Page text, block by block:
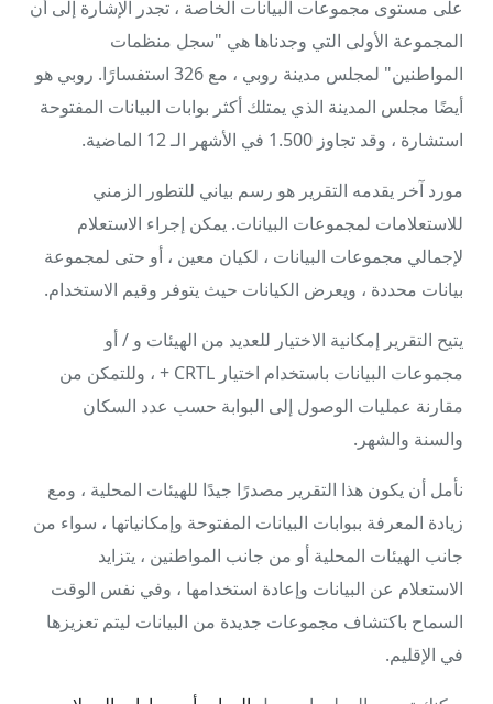
على مستوى مجموعات البيانات الخاصة ، تجدر الإشارة إلى أن
المجموعة الأولى التي وجدناها هي "سجل منظمات
المواطنين" لمجلس مدينة روبي ، مع 326 استفسارًا. روبي هو
أيضًا مجلس المدينة الذي يمتلك أكثر بوابات البيانات المفتوحة
استشارة ، وقد تجاوز 1.500 في الأشهر الـ 12 الماضية.
مورد آخر يقدمه التقرير هو رسم بياني للتطور الزمني
للاستعلامات لمجموعات البيانات. يمكن إجراء الاستعلام
لإجمالي مجموعات البيانات ، لكيان معين ، أو حتى لمجموعة
بيانات محددة ، ويعرض الكيانات حيث يتوفر وقيم الاستخدام.
يتيح التقرير إمكانية الاختيار للعديد من الهيئات و / أو
مجموعات البيانات باستخدام اختيار CRTL + ، وللتمكن من
مقارنة عمليات الوصول إلى البوابة حسب عدد السكان
والسنة والشهر.
نأمل أن يكون هذا التقرير مصدرًا جيدًا للهيئات المحلية ، ومع
زيادة المعرفة ببوابات البيانات المفتوحة وإمكانياتها ، سواء من
جانب الهيئات المحلية أو من جانب المواطنين ، يتزايد
الاستعلام عن البيانات وإعادة استخدامها ، وفي نفس الوقت
السماح باكتشاف مجموعات جديدة من البيانات ليتم تعزيزها
في الإقليم.